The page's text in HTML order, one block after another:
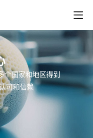
个国家和地区得到
可和信赖